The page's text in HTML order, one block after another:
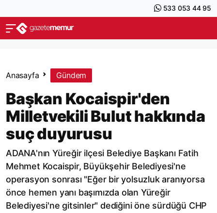
533 053 44 95
Anasayfa Gündem
Başkan Kocaispir'den
Milletvekili Bulut hakkında
suç duyurusu
ADANA'nın Yüreğir ilçesi Belediye Başkanı Fatih
Mehmet Kocaispir, Büyükşehir Belediyesi'ne
operasyon sonrası "Eğer bir yolsuzluk aranıyorsa
önce hemen yanı başımızda olan Yüreğir
Belediyesi'ne gitsinler" dediğini öne sürdüğü CHP